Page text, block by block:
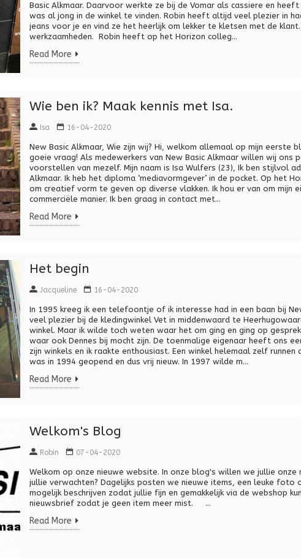
Basic Alkmaar. Daarvoor werkte ze bij de Vomar als cassiere en
was al jong in de winkel te vinden. Robin heeft altijd veel plezier in
jeans voor je en vind ze het heerlijk om lekker te kletsen met de
werkzaamheden. Robin heeft op het Horizon colleg...
Read More
Wie ben ik? Maak kennis met Isa.
Isa 16-04-2020
New Basic Alkmaar, Wie zijn wij? Hi, welkom allemaal op mijn eerste
goeie vraag! Als medewerkers van New Basic Alkmaar willen wij ons
voorstellen van mezelf. Mijn naam is Isa Wulfers (23), Ik ben stijlvol
Alkmaar. Ik heb het diploma ‘mediavormgever’ in de pocket. Op het
om creatief vorm te geven op diverse vlakken. Ik hou er van om mijn
commerciële manier. Ik ben graag in contact met...
Read More
Het begin
Jacqueline 16-04-2020
In 1995 kreeg ik een telefoontje of ik interesse had in een baan bij
veel plezier bij de kledingwinkel Vet in middenwaard te
winkel. Maar ik wilde toch weten waar het om ging en ging op
waar ook Dennes bij mocht zijn. De toenmalige eigenaar heeft ons
zijn winkels en ik raakte enthousiast. Een winkel helemaal zelf
was in 1994 geopend en dus vrij nieuw. In 1997 wilde m...
Read More
Welkom's Blog
Robin 07-04-2020
Welkom op onze nieuwe website. In onze blog's willen we jullie
jullie verwachten? Dagelijks posten we nieuwe items, een leuke
mogelijk beschrijven zodat jullie fijn en gemakkelijk via de webshop
nieuwsbrief zodat je geen item meer mist. ...
Read More